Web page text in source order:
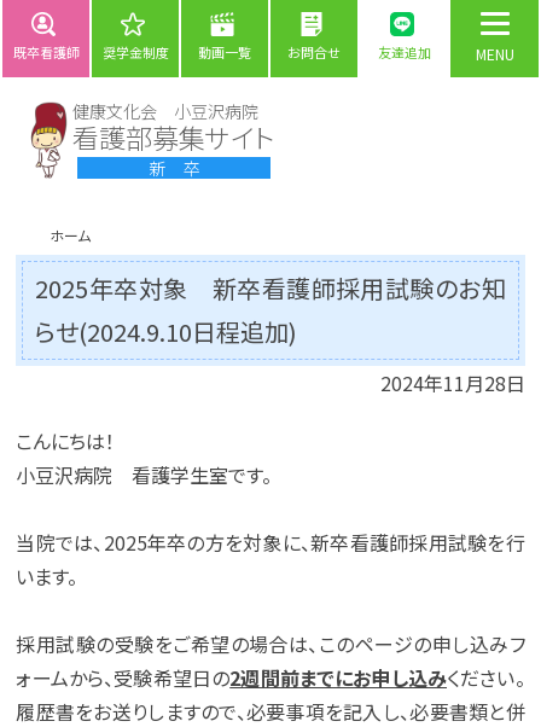
既卒看護師 奨学金制度 動画一覧 お問合せ 友達追加
健康文化会 小豆沢病院
看護部募集サイト
新 卒
ホーム
2025年卒対象 新卒看護師採用試験のお知
らせ(2024.9.10日程追加)
2024年11月28日
こんにちは！
小豆沢病院 看護学生室です。
当院では、2025年卒の方を対象に、新卒看護師採用試験を行
います。
採用試験の受験をご希望の場合は、このページの申し込みフ
ォームから、受験希望日の2週間前までにお申し込みください。
履歴書をお送りしますので、必要事項を記入し、必要書類と併